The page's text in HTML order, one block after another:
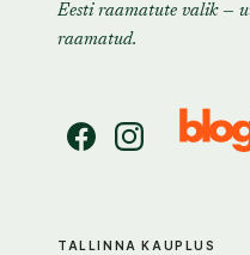
Eesti raamatute valik —
raamatud.
TALLINNA KAUPLUS